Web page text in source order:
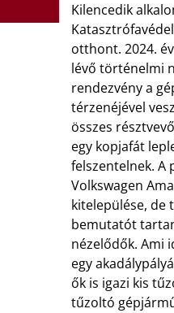
Kilencedik
otthont. 2024.
lévő történelmi
rendezvény a
térzenéjével
összes
egy kopjafát
felszentelnek. A
Volkswagen
kitelepülése, de
bemutatót
nézelődők. Ami
egy
ők is igazi kis
tűzoltó